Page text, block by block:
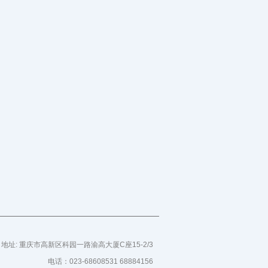
地址: 重庆市高新区科园一路渝高大厦C座15-2/3
电话：023-68608531 68884156